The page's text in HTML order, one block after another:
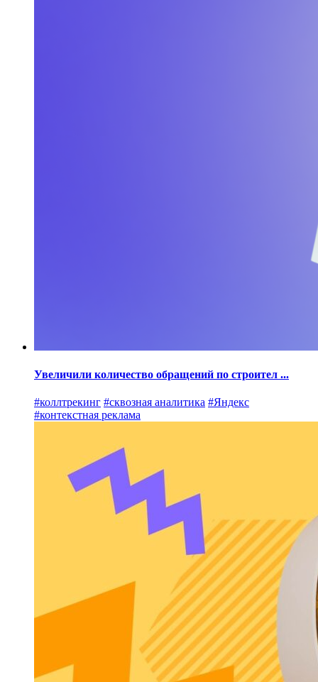
Увеличили количество обращений по строител ...
#коллтрекинг #сквозная аналитика #Яндекс
#контекстная реклама